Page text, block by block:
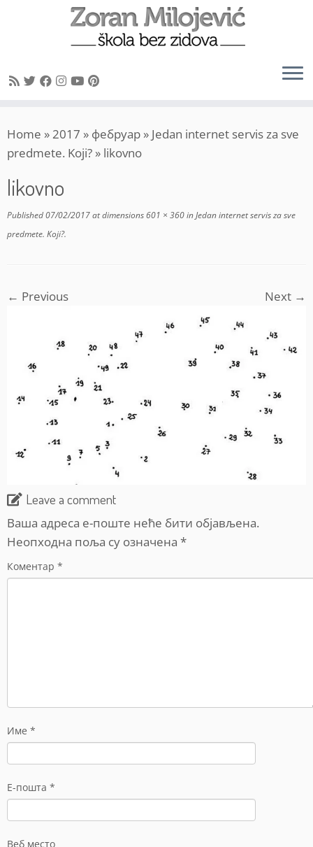
to
content
Home »2017 » фебруар » Jedan internet servis za sve
predmete. Koji? » likovno
likovno
Published07/02/2017at dimensions601 × 360inJedan internet servis za sve
predmete. Koji?.
← Previous Next →
Leave a comment
Ваша адреса е-поште неће бити објављена.
Неопходна поља су означена *
Коментар *
Име *
Е-пошта *
Веб место